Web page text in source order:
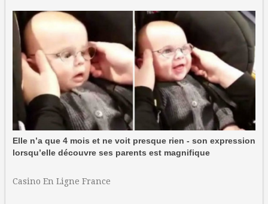
Elle n’a que 4 mois et ne voit presque rien - son expression
lorsqu’elle découvre ses parents est magnifique
Casino En Ligne France